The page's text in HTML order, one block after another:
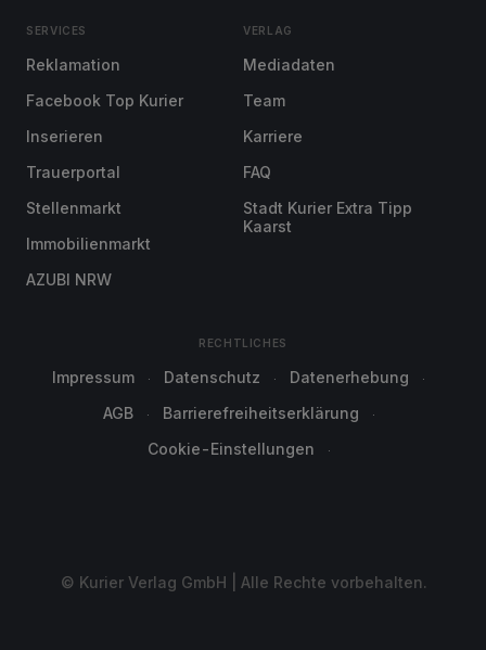
SERVICES
Reklamation
Facebook Top Kurier
Inserieren
Trauerportal
Stellenmarkt
Immobilienmarkt
AZUBI NRW
VERLAG
Mediadaten
Team
Karriere
FAQ
Stadt Kurier Extra Tipp
Kaarst
RECHTLICHES
Impressum Datenschutz
Datenerhebung
AGB
Barrierefreiheitserklärung
Cookie-Einstellungen
© Kurier Verlag GmbH | Alle Rechte vorbehalten.